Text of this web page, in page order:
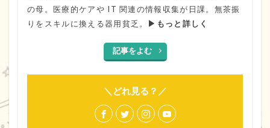
の母。医療的ケアや IT 関連の情報収集が日課。無茶振
りをスキルに換える器用貧乏。 ▶もっと詳しく
記事をよむ
＼どれ見る？／